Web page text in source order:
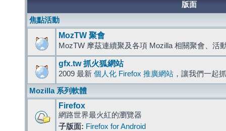
版面
焦點活動
MozTW 聚會
MozTW 摩茲連續聚及各項 Mozilla 相關聚會、活
gfx.tw 抓火狐網站
2009 最新 個人化 Firefox 推廣網站 ，讓我們一起
Mozilla 系列軟體
Firefox
網路世界最火紅的瀏覽器
子版面: Firefox for Android